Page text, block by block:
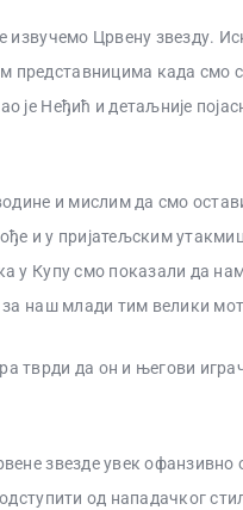
извучемо Црвену звезду.
када смо
је Неђић и детаљније
и мислим да смо
и у пријатељским
у Купу смо показали да
за наш млади тим велики
тврди да он и његови
звезде увек офанзивно
од нападачког